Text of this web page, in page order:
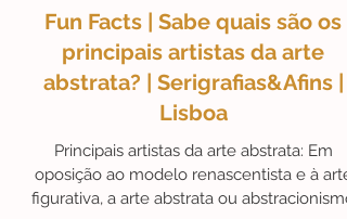
13 de abr. de 2021 1 min de leitura